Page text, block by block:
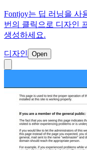
Fontjoy는 딥 러닝을 사
번의 클릭으로 디자인
생성하세요.
디자인 Open